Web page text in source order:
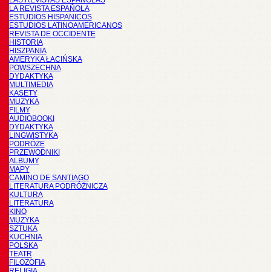
LA REVISTA ESPAÑOLA
ESTUDIOS HISPANICOS
ESTUDIOS LATINOAMERICANOS
REVISTA DE OCCIDENTE
HISTORIA
HISZPANIA
AMERYKA ŁACIŃSKA
POWSZECHNA
DYDAKTYKA
MULTIMEDIA
KASETY
MUZYKA
FILMY
AUDIOBOOKI
DYDAKTYKA
LINGWISTYKA
PODRÓŻE
PRZEWODNIKI
ALBUMY
MAPY
CAMINO DE SANTIAGO
LITERATURA PODRÓŻNICZA
KULTURA
LITERATURA
KINO
MUZYKA
SZTUKA
KUCHNIA
POLSKA
TEATR
FILOZOFIA